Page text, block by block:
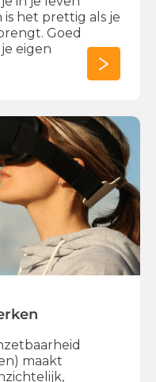
het prettig als je
Goed
eigen
maakt